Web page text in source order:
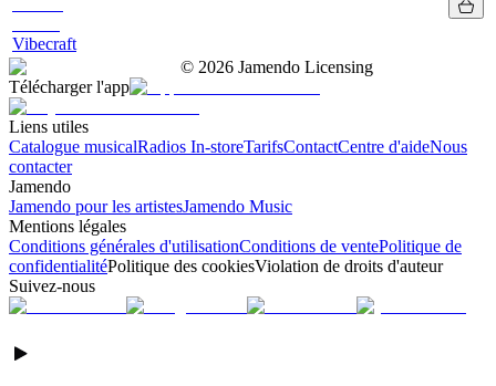
Vibecraft
© 2026 Jamendo Licensing
Télécharger l'app
Liens utiles
Catalogue musicalRadios In-storeTarifsContactCentre d'aideNous
contacter
Jamendo
Jamendo pour les artistesJamendo Music
Mentions légales
Conditions générales d'utilisationConditions de ventePolitique de
confidentialitéPolitique des cookiesViolation de droits d'auteur
Suivez-nous